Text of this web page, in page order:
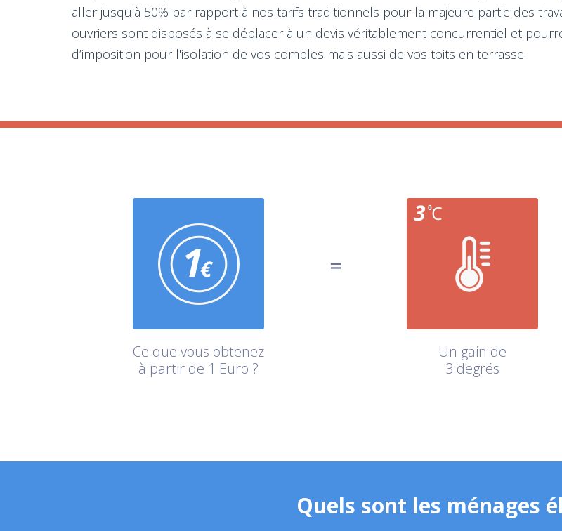
aller jusqu'à 50% par rapport à nos tarifs traditionnels pour la majeure partie des
ouvriers sont disposés à se déplacer à un devis véritablement concurrentiel et
d’imposition pour l'isolation de vos combles mais aussi de vos toits en terrasse.
Ce que vous obtenez
à partir de 1 Euro ?
Un gain de
3 degrés
Quels sont les ménages